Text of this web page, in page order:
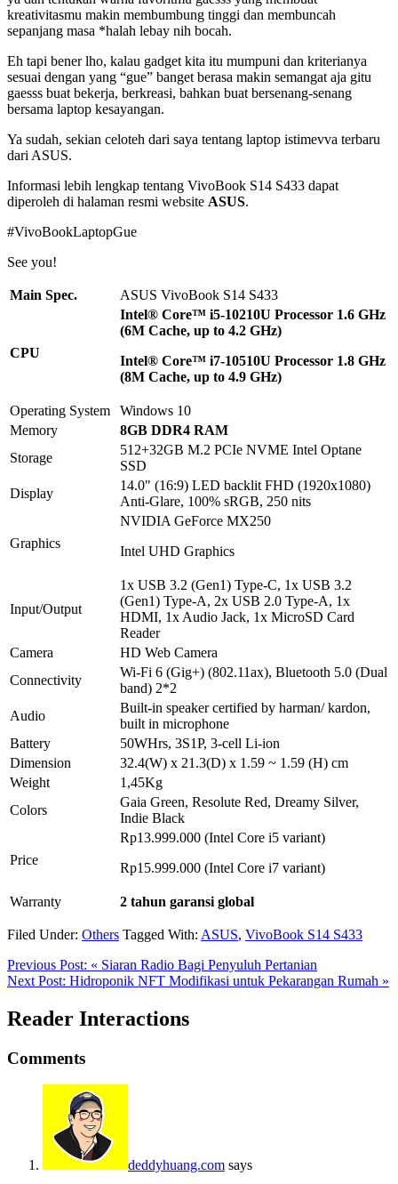
kreativitasmu makin membumbung tinggi dan membuncah
sepanjang masa *halah lebay nih bocah.
Eh tapi bener lho, kalau gadget kita itu mumpuni dan kriterianya
sesuai dengan yang “gue” banget berasa makin semangat aja gitu
gaesss buat bekerja, berkreasi, bahkan buat bersenang-senang
bersama laptop kesayangan.
Ya sudah, sekian celoteh dari saya tentang laptop istimevva terbaru
dari ASUS.
Informasi lebih lengkap tentang VivoBook S14 S433 dapat
diperoleh di halaman resmi website ASUS.
#VivoBookLaptopGue
See you!
Main Spec. ASUS VivoBook S14 S433
CPU
Intel® Core™ i5-10210U Processor 1.6 GHz
(6M Cache, up to 4.2 GHz)
Intel® Core™ i7-10510U Processor 1.8 GHz
(8M Cache, up to 4.9 GHz)
Operating System
Windows 10
Memory
8GB DDR4 RAM
Storage
512+32GB M.2 PCIe NVME Intel Optane
SSD
Display
14.0" (16:9) LED backlit FHD (1920x1080)
Anti-Glare, 100% sRGB, 250 nits
Graphics
NVIDIA GeForce MX250
Intel UHD Graphics
Input/Output
1x USB 3.2 (Gen1) Type-C, 1x USB 3.2
(Gen1) Type-A, 2x USB 2.0 Type-A, 1x
HDMI, 1x Audio Jack, 1x MicroSD Card
Reader
Camera
HD Web Camera
Connectivity
Wi-Fi 6 (Gig+) (802.11ax), Bluetooth 5.0 (Dual
band) 2*2
Audio
Built-in speaker certified by harman/ kardon,
built in microphone
Battery
50WHrs, 3S1P, 3-cell Li-ion
Dimension
32.4(W) x 21.3(D) x 1.59 ~ 1.59 (H) cm
Weight
1,45Kg
Colors
Gaia Green, Resolute Red, Dreamy Silver,
Indie Black
Price
Rp13.999.000 (Intel Core i5 variant)
Rp15.999.000 (Intel Core i7 variant)
Warranty 2 tahun garansi global
Filed Under: Others Tagged With: ASUS, VivoBook S14 S433
Previous Post: « Siaran Radio Bagi Penyuluh Pertanian
Next Post: Hidroponik NFT Modifikasi untuk Pekarangan Rumah »
Reader Interactions
Comments
deddyhuang.com says